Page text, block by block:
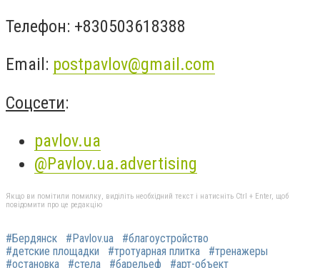
Телефон: +830503618388
Email: postpavlov@gmail.com
Соцсети:
pavlov.ua
@Pavlov.ua.advertising
Якщо ви помітили помилку, виділіть необхідний текст і натисніть Ctrl + Enter, щоб
повідомити про це редакцію
#Бердянск #Pavlov.ua
#благоустройство
#детские площадки
#тротуарная плитка
#тренажеры
#остановка
#стела #барельеф #арт-объект